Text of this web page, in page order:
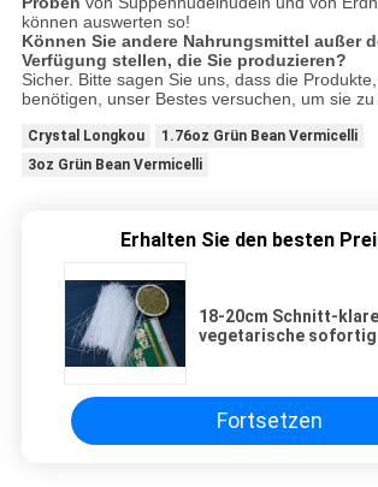
können auswerten so!
Können Sie andere Nahrungsmittel außer
Verfügung stellen, die Sie produzieren?
Sicher. Bitte sagen Sie uns, dass die
benötigen, unser Bestes versuchen, um sie zu
Crystal Longkou
1.76oz Grün Bean Vermicelli
3oz Grün Bean Vermicelli
Erhalten Sie den besten
18-20cm Schnitt-klare
vegetarische
Fortsetzen